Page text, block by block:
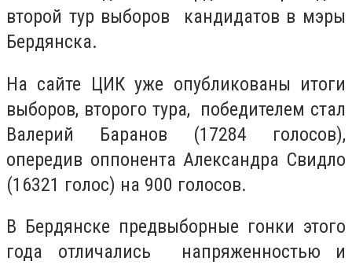
второй тур выборов кандидатов в мэры
Бердянска.
На сайте ЦИК уже опубликованы итоги
выборов, второго тура, победителем стал
Валерий Баранов (17284 голосов),
опередив оппонента Александра Свидло
(16321 голос) на 900 голосов.
В Бердянске предвыборные гонки этого
года отличались напряженностью и